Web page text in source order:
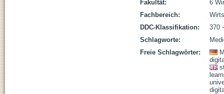
Fakultät:
6
Fachbereich:
DDC-Klassifikation:
370
Schlagworte:
Freie Schlagwörter: